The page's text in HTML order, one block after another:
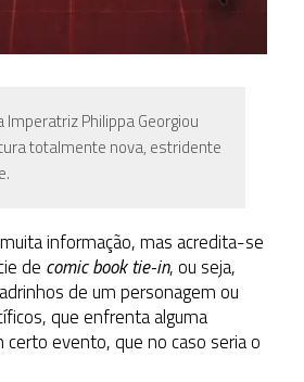
Imperatriz Philippa Georgiou
totalmente nova, estridente
informação, mas acredita-se
de comic book tie-in, ou seja,
de um personagem ou
que enfrenta alguma
certo evento, que no caso seria o